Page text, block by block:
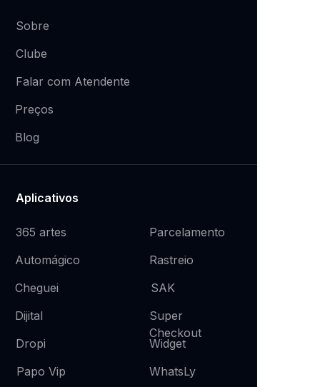
Aplicativos
Clube
Sobre
365 artes
Falar com Atendente
Automágico
Preços
Parcelamento
Dijital
Cheguei
Blog
Papo Vip
Dropi
Rastreio
SAK
Super
Checkout
Widget
WhatsLy